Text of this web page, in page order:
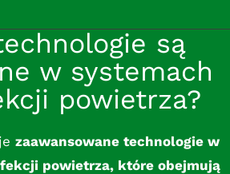
są
w systemach
powietrza?
zaawansowane technologie w
powietrza, które obejmują